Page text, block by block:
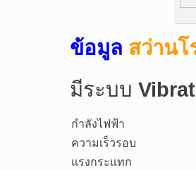
ข้อมูล สว่านโ
มีระบบ
กำลังไฟฟ้า
ความเร็วรอบ
แรงกระแทก